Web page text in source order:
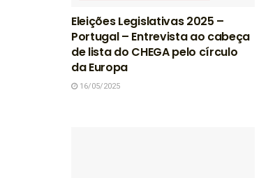
Eleições Legislativas 2025 –
Portugal – Entrevista ao cabeça
de lista do CHEGA pelo círculo
da Europa
16/05/2025